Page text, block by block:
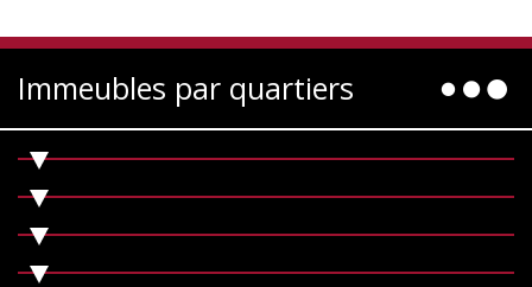
Immeubles par quartiers